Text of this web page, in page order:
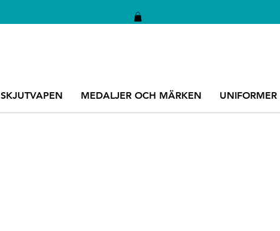
SKJUTVAPEN MEDALJER OCH MÄRKEN